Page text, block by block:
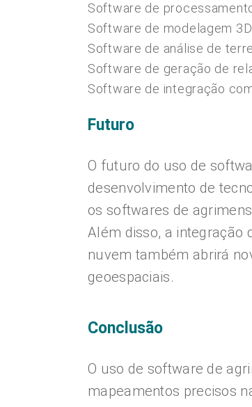
Software de
Software de modelagem
Software de análise de
Software de geração de
Software de integração
Futuro
O futuro do uso de
desenvolvimento de
os softwares de
Além disso, a integração
nuvem também abrirá
geoespaciais.
Conclusão
O uso de software de
mapeamentos precisos